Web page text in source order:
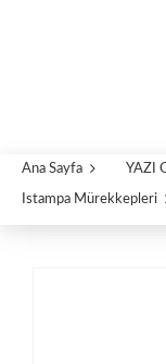
Ana Sayfa YAZI
Istampa Mürekkepleri